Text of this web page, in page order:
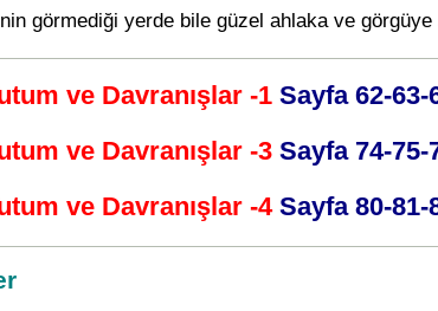
görmediği yerde bile güzel ahlaka ve
ve Davranışlar -1 Sayfa 62-63-
ve Davranışlar -3 Sayfa 74-75-
ve Davranışlar -4Sayfa 80-81-